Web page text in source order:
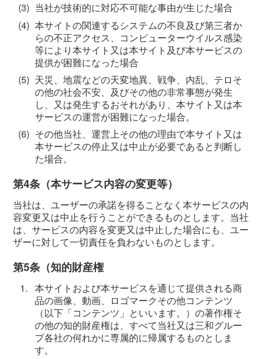
(3) 当社が技術的に対応不可能な事由が生じた場合
(4) 本サイトの関連するシステムの不良及び第三者か
らの不正アクセス、コンピューターウイルス感染
等により本サイト又は本サイト及び本サービスの
提供が困難になった場合
(5) 天災、地震などの天変地異、戦争、内乱、テロそ
の他の社会不安、及びその他の非常事態が発生
し、又は発生するおそれがあり、本サイト又は本
サービスの運営が困難になった場合。
(6) その他当社、運営上その他の理由で本サイト又は
本サービスの停止又は中止が必要であると判断し
た場合。
第4条（本サービス内容の変更等）
当社は、ユーザーの承諾を得ることなく本サービスの内
容変更又は中止を行うことができるものとします。当社
は、サービスの内容を変更又は中止した場合にも、ユー
ザーに対して一切責任を負わないものとします。
第5条（知的財産権
1. 本サイトおよび本サービスを通じて提供される商
品の画像、動画、ロゴマークその他コンテンツ
（以下「コンテンツ」といいます。）の著作権そ
の他の知的財産権は、すべて当社又は三和グルー
プ各社の何れかに専属的に帰属するものとしま
す。